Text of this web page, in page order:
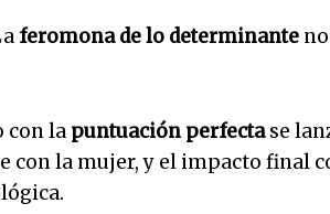
feromona de lo determinante
con la puntuación perfectase
con la mujer, y el impacto final